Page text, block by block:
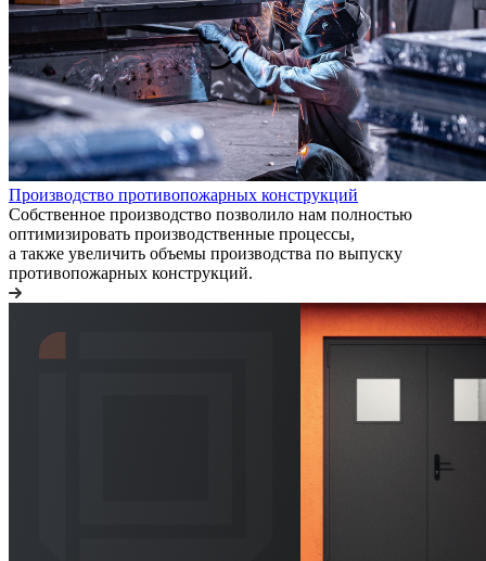
Производство противопожарных конструкций
Собственное производство позволило нам полностью
оптимизировать производственные процессы,
а также увеличить объемы производства по выпуску
противопожарных конструкций.